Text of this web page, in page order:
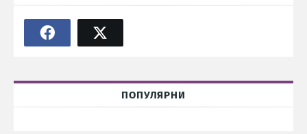
ПОПУЛЯРНИ